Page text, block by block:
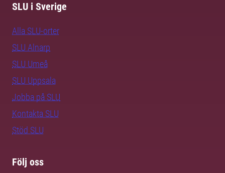
SLU i Sverige
Alla SLU-orter
SLU Alnarp
SLU Umeå
SLU Uppsala
Jobba på SLU
Kontakta SLU
Stöd SLU
Följ oss